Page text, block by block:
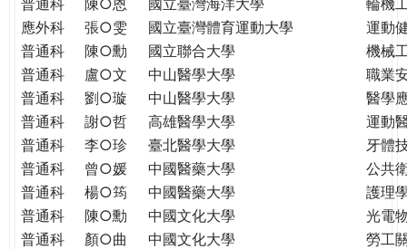
PATH
GLOBAL
CITIZENSHIP
應外科
張○雯 國立臺灣體育運動大學
運動
普通科
陳○勳 國立聯合大學
機械
普通科
盧○文 中山醫學大學
職業
普通科
劉○璇 中山醫學大學
醫學
普通科
謝○哲 高雄醫學大學
運動
普通科
李○珍 臺北醫學大學
牙體
普通科
曾○媛 中國醫藥大學
公共
普通科
楊○筠 中國醫藥大學
護理
普通科
陳○勳 中國文化大學
光電
普通科
顏○曲 中國文化大學
勞工